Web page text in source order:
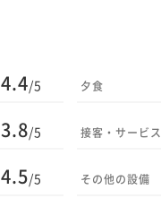
4.4/5
3.8/5
4.5/5
夕食
接客・サービス
その他の設備